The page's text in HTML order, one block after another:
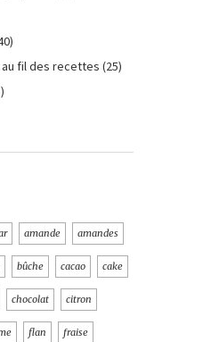
fil des recettes (25)
amande amandes
bûche cacao cake
chocolat citron
flan fraise